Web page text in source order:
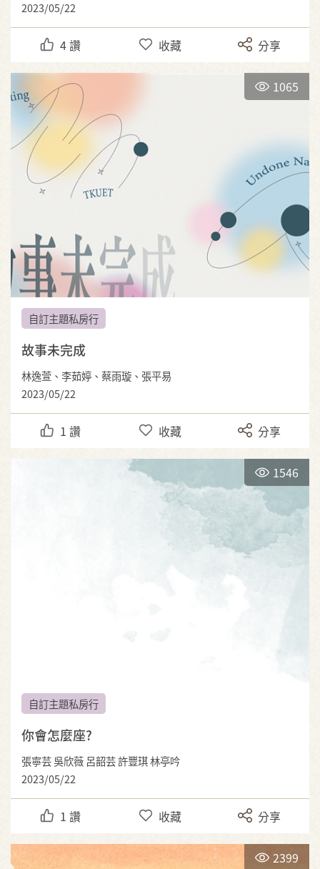
2023/05/22
4讚 收藏 分享
1065
自訂主題私房行
故事未完成
林逸萱、李茹婷、蔡雨璇、張平易
2023/05/22
1 讚 收藏 分享
1546
自訂主題私房行
你會怎麼座?
張寧芸 吳欣薇 呂韶芸 許豐琪 林亭吟
2023/05/22
1 讚 收藏 分享
2399